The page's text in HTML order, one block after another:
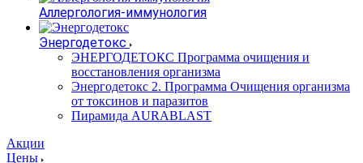
Аллергология-иммунология
Энергодетокс
ЭНЕРГОДЕТОКС Программа очищения и
восстановления организма
Энергодетокс 2. Программа Очищения организма
от токсинов и паразитов
Пирамида AURABLAST
Акции
Цены